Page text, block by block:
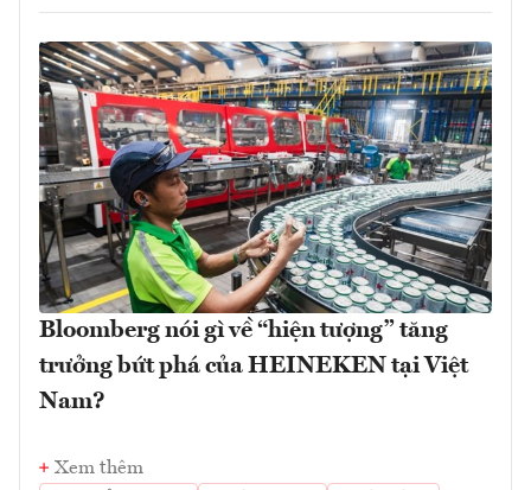
Bloomberg nói gì về “hiện tượng” tăng
trưởng bứt phá của HEINEKEN tại Việt
Nam?
Xem thêm